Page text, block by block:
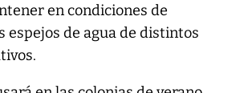
en condiciones de
espejos de agua de distintos